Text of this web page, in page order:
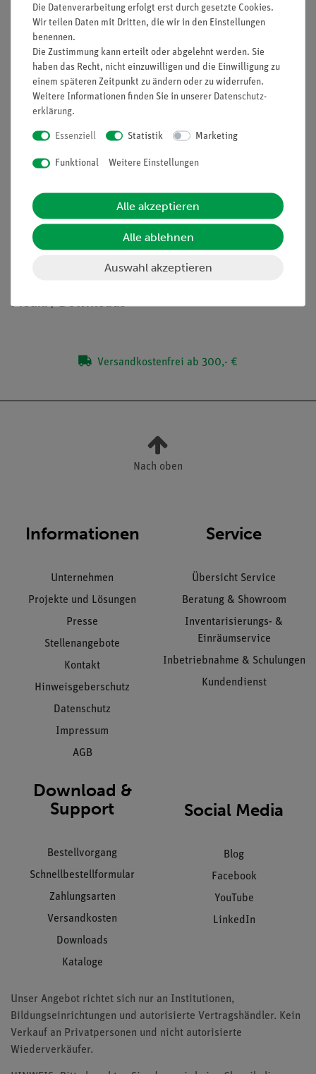
übersprungen und statt dessen die Methode der
Zusatzaufgabe verwendet werden.
In der Zusatzaufgabe wird die spez. Wärmekapazität aus der
graphischen Darstellung der Messwerte ermittelt. Außerdem
wird dieser Wert noch durch Berücksichtigung der
Wärmekapazität des Kalorimeters korrigiert.
Vorteile
Verständnis
Media / Downloads
Versandkostenfrei ab 300,- €
Nach oben
Informationen
Unternehmen
Projekte und Lösungen
Presse
Stellenangebote
Kontakt
Hinweisgeberschutz
Datenschutz
Impressum
AGB
Service
Übersicht Service
Beratung & Showroom
Inventarisierungs- &
Einräumservice
Inbetriebnahme & Schulungen
Kundendienst
Download &
Support
Bestellvorgang
Schnellbestellformular
Zahlungsarten
Versandkosten
Downloads
Kataloge
Social Media
Blog
Facebook
YouTube
LinkedIn
Unser Angebot richtet sich nur an Institutionen,
Bildungseinrichtungen und autorisierte Vertragshändler. Kein
Verkauf an Privatpersonen und nicht autorisierte
Wiederverkäufer.
Die Datenverarbeitung erfolgt erst durch gesetzte Cookies.
Wir teilen Daten mit Dritten, die wir in den Einstellungen
benennen.
Die Zustimmung kann erteilt oder abgelehnt werden. Sie
haben das Recht, nicht einzuwilligen und die Einwilligung zu
einem späteren Zeitpunkt zu ändern oder zu widerrufen.
Weitere Informationen finden Sie in unserer Daten­schutz­
erklärung.
Essenziell Statistik Marketing
Funktional Weitere Einstellungen
Alle akzeptieren
Alle ablehnen
Auswahl akzeptieren